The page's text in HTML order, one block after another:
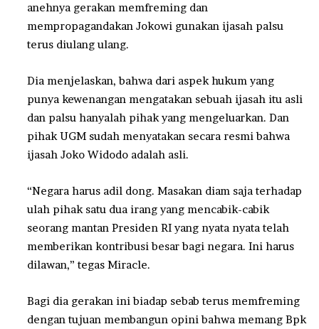
anehnya gerakan memfreming dan
mempropagandakan Jokowi gunakan ijasah palsu
terus diulang ulang.
Dia menjelaskan, bahwa dari aspek hukum yang
punya kewenangan mengatakan sebuah ijasah itu asli
dan palsu hanyalah pihak yang mengeluarkan. Dan
pihak UGM sudah menyatakan secara resmi bahwa
ijasah Joko Widodo adalah asli.
“Negara harus adil dong. Masakan diam saja terhadap
ulah pihak satu dua irang yang mencabik-cabik
seorang mantan Presiden RI yang nyata nyata telah
memberikan kontribusi besar bagi negara. Ini harus
dilawan,” tegas Miracle.
Bagi dia gerakan ini biadap sebab terus memfreming
dengan tujuan membangun opini bahwa memang Bpk